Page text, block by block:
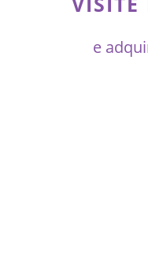
e